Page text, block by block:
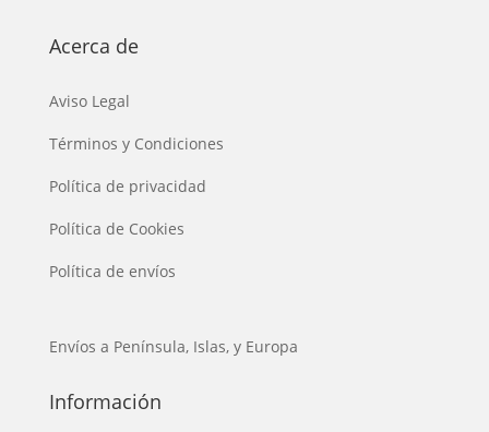
Acerca de
Aviso Legal
Términos y Condiciones
Política de privacidad
Política de Cookies
Política de envíos
Envíos a Península, Islas, y Europa
Información